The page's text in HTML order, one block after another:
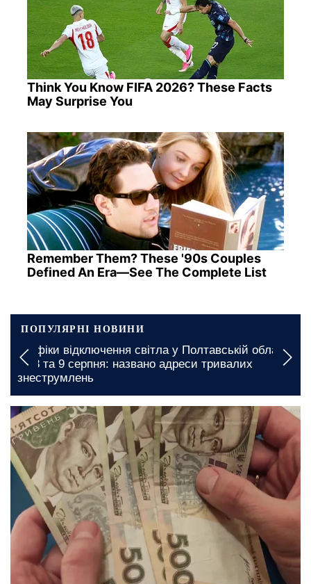
Think You Know FIFA 2026? These Facts
May Surprise You
Remember Them? These '90s Couples
Defined An Era—See The Complete List
ПОПУЛЯРНІ НОВИНИ
Дефіцит продуктів в Харкові: якого товару
поменшало на полицях магазинів
сьогодні, 09:00